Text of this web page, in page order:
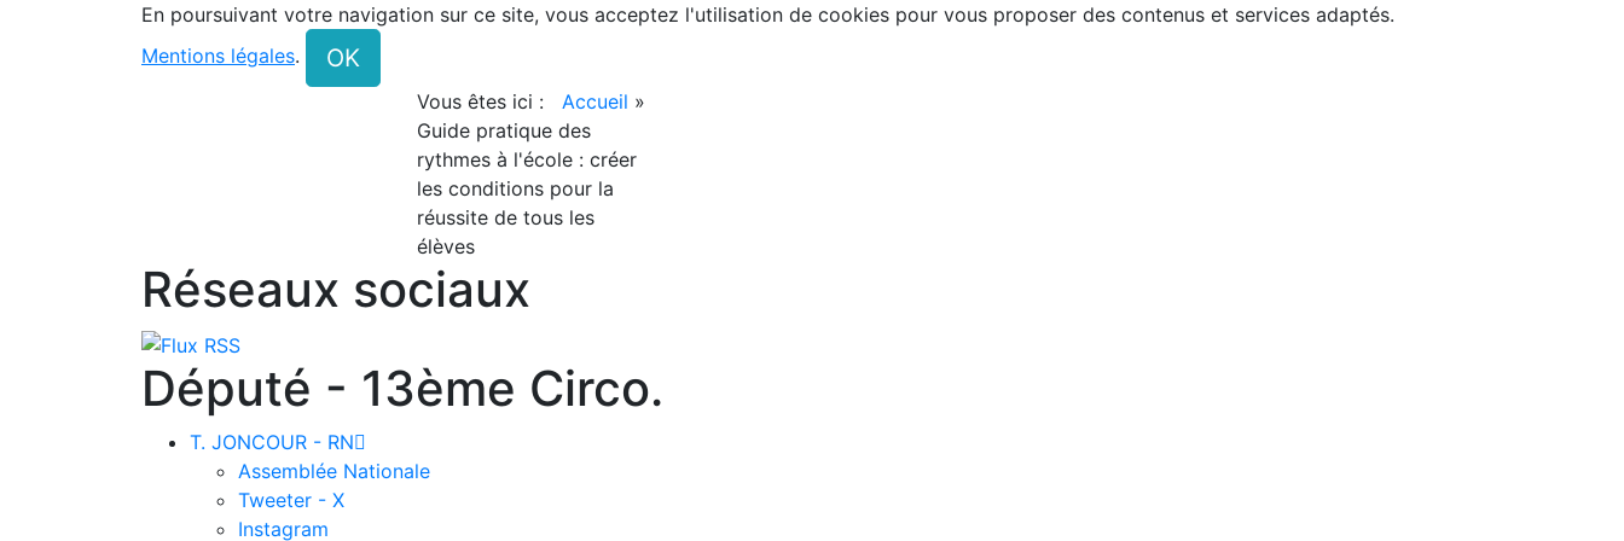
En poursuivant votre navigation sur ce site, vous acceptez l'utilisation de cookies pour vous proposer des contenus et services adaptés.
Mentions légales. OK
Vous êtes ici : Accueil »
Guide pratique des
rythmes à l'école : créer
les conditions pour la
réussite de tous les
élèves
Réseaux sociaux
Député - 13ème Circo.
T. JONCOUR - RN
Assemblée Nationale
Tweeter - X
Instagram